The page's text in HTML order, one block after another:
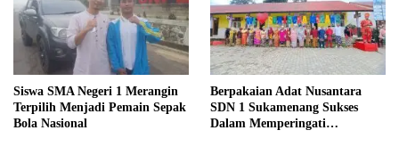
Siswa SMA Negeri 1 Merangin
Terpilih Menjadi Pemain Sepak
Bola Nasional
Berpakaian Adat Nusantara
SDN 1 Sukamenang Sukses
Dalam Memperingati